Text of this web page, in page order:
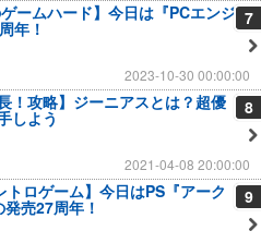
7
ゲームハード】今日は『PCエンジ
年！
2023-10-30 00:00:00
8
！攻略】ジーニアスとは？超優
しよう
2021-04-08 20:00:00
9
トロゲーム】今日はPS『アーク
売27周年！